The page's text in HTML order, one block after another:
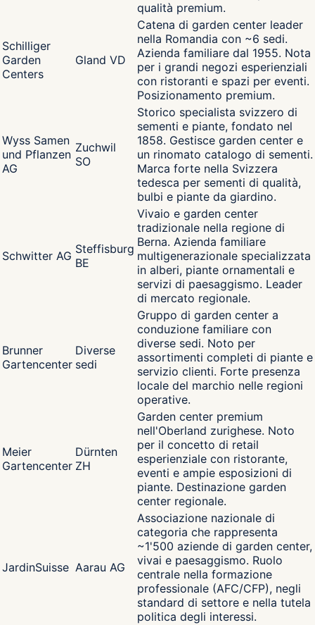
qualità premium.
Schilliger
Garden
Centers
Gland VD
Catena di garden center leader
nella Romandia con ~6 sedi.
Azienda familiare dal 1955. Nota
per i grandi negozi esperienziali
con ristoranti e spazi per eventi.
Posizionamento premium.
Wyss Samen
und Pflanzen
AG
Zuchwil
SO
Storico specialista svizzero di
sementi e piante, fondato nel
1858. Gestisce garden center e
un rinomato catalogo di sementi.
Marca forte nella Svizzera
tedesca per sementi di qualità,
bulbi e piante da giardino.
Schwitter AG Steffisburg
BE
Vivaio e garden center
tradizionale nella regione di
Berna. Azienda familiare
multigenerazionale specializzata
in alberi, piante ornamentali e
servizi di paesaggismo. Leader
di mercato regionale.
Brunner
Gartencenter
Diverse
sedi
Gruppo di garden center a
conduzione familiare con
diverse sedi. Noto per
assortimenti completi di piante e
servizio clienti. Forte presenza
locale del marchio nelle regioni
operative.
Meier
Gartencenter
Dürnten
ZH
Garden center premium
nell'Oberland zurighese. Noto
per il concetto di retail
esperienziale con ristorante,
eventi e ampie esposizioni di
piante. Destinazione garden
center regionale.
JardinSuisse Aarau AG
Associazione nazionale di
categoria che rappresenta
~1'500 aziende di garden center,
vivai e paesaggismo. Ruolo
centrale nella formazione
professionale (AFC/CFP), negli
standard di settore e nella tutela
politica degli interessi.